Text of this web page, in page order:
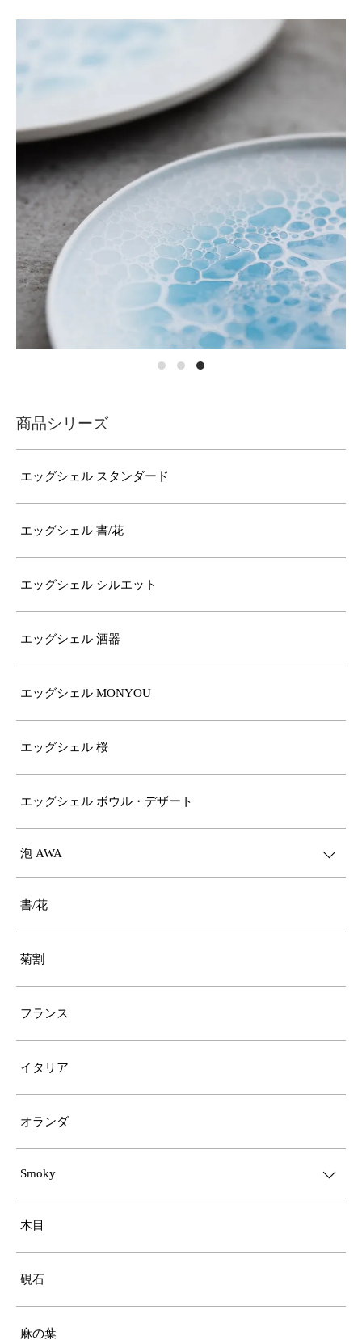
商品シリーズ
エッグシェル スタンダード
エッグシェル 書/花
エッグシェル シルエット
エッグシェル 酒器
エッグシェル MONYOU
エッグシェル 桜
エッグシェル ボウル・デザート
泡 AWA
書/花
菊割
フランス
イタリア
オランダ
Smoky
木目
硯石
麻の葉